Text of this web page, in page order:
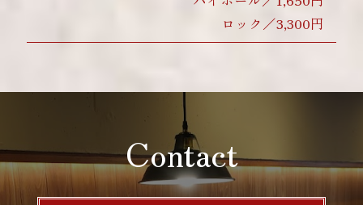
ロック／3,300円
Contact